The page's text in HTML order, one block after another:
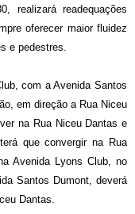
realizará readequações
oferecer maior fluidez
e pedestres.
com a Avenida Santos
em direção a Rua Niceu
na Rua Niceu Dantas e
que convergir na Rua
Avenida Lyons Club, no
Santos Dumont, deverá
Dantas.